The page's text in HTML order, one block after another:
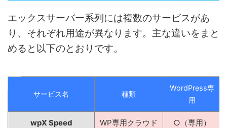
エックスサーバー系列には複数のサービスがあ
り、それぞれ用途が異なります。主な違いをまと
めると以下のとおりです。
サービス名 種類
WordPress専
用
wpX Speed WP専用クラウド
○（専用）